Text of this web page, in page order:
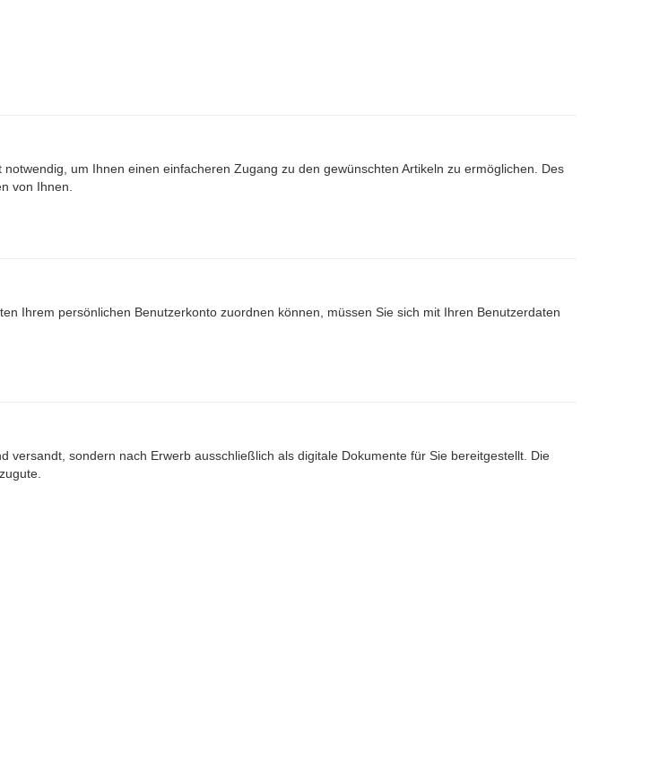
um Ihnen einen einfacheren Zugang zu den gewünschten Artikeln zu ermöglichen. Des
von Ihnen.
Ihrem persönlichen Benutzerkonto zuordnen können, müssen Sie sich mit Ihren Benutzerdaten
versandt, sondern nach Erwerb ausschließlich als digitale Dokumente für Sie bereitgestellt. Die